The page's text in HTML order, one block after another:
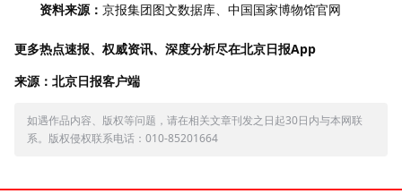
资料来源： 京报集团图文数据库、中国国家博物馆官网
更多热点速报、权威资讯、深度分析尽在北京日报App
来源：北京日报客户端
如遇作品内容、版权等问题，请在相关文章刊发之日起30日内与本网联
系。版权侵权联系电话：010-85201664